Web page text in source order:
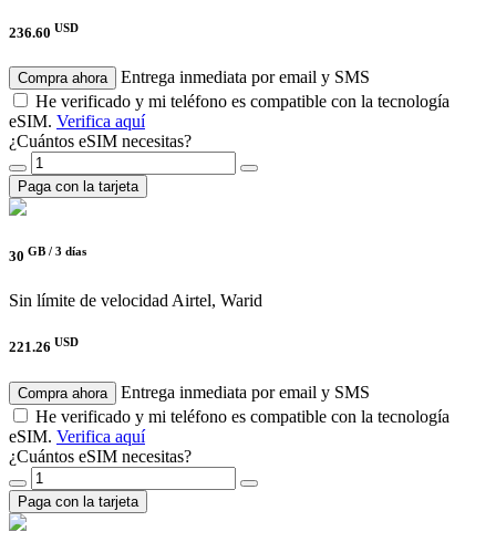
236.60 USD
Compra ahora
Entrega inmediata por email y SMS
He verificado y mi teléfono es compatible con la tecnología
eSIM. Verifica aquí
¿Cuántos eSIM necesitas?
Paga con la tarjeta
30 GB / 3 días
Sin límite de velocidad Airtel, Warid
221.26 USD
Compra ahora
Entrega inmediata por email y SMS
He verificado y mi teléfono es compatible con la tecnología
eSIM. Verifica aquí
¿Cuántos eSIM necesitas?
Paga con la tarjeta